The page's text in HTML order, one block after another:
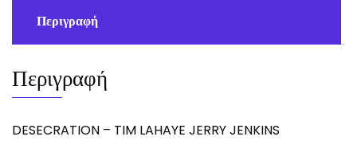
Περιγραφή
Περιγραφή
DESECRATION – TIM LAHAYE JERRY JENKINS